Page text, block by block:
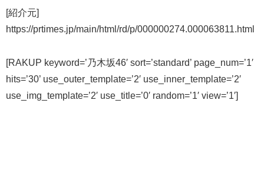
[紹介元]
https://prtimes.jp/main/html/rd/p/000000274.000063811.html
[RAKUP keyword=’乃木坂46′ sort=’standard’ page_num=’1′
hits=’30’ use_outer_template=’2′ use_inner_template=’2′
use_img_template=’2′ use_title=’0′ random=’1′ view=’1′]